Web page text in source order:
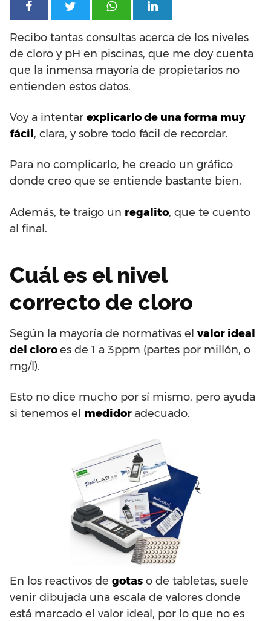
Recibo tantas consultas acerca de los niveles
de cloro y pH en piscinas, que me doy cuenta
que la inmensa mayoría de propietarios no
entienden estos datos.
Voy a intentar explicarlo de una forma muy
fácil , clara, y sobre todo fácil de recordar.
Para no complicarlo, he creado un gráfico
donde creo que se entiende bastante bien.
Además, te traigo un regalito, que te cuento
al final.
Cuál es el nivel
correcto de cloro
Según la mayoría de normativas el valor ideal
del cloroes de 1 a 3ppm (partes por millón, o
mg/l).
Esto no dice mucho por sí mismo, pero ayuda
si tenemos el medidor adecuado.
En los reactivos de gotas o de tabletas, suele
venir dibujada una escala de valores donde
está marcado el valor ideal, por lo que no es